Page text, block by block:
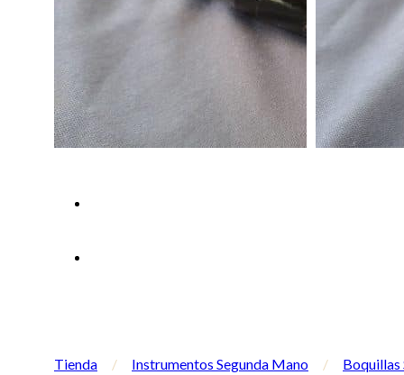
Tienda / Instrumentos Segunda Mano / Boquillas